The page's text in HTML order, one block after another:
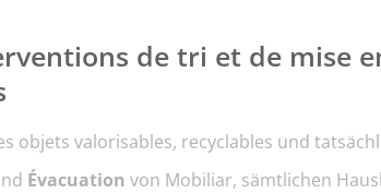
de tri et de mise
objets valorisables, recyclables und
Évacuation von Mobiliar, sämtlichen